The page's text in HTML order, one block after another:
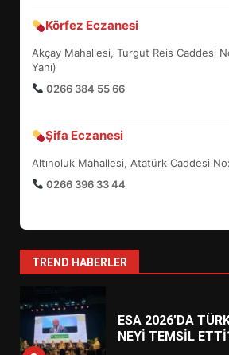
Körfez Eczanesi
Akçay Mahallesi, Turgut Reis Caddesi
Yanı)
0266 384 55 66
Şifa Eczanesi
Altınoluk Mahallesi, Atatürk Caddesi
0266 396 33 44
TREND HABERLER
7
BURHANİYE
YENİ YÖNETİM
1
AYVALIK SU
HAREKETE
ESA 2026’DA
NEYİ TEMSİL ETTİ?
EİB’DE KRİTİK